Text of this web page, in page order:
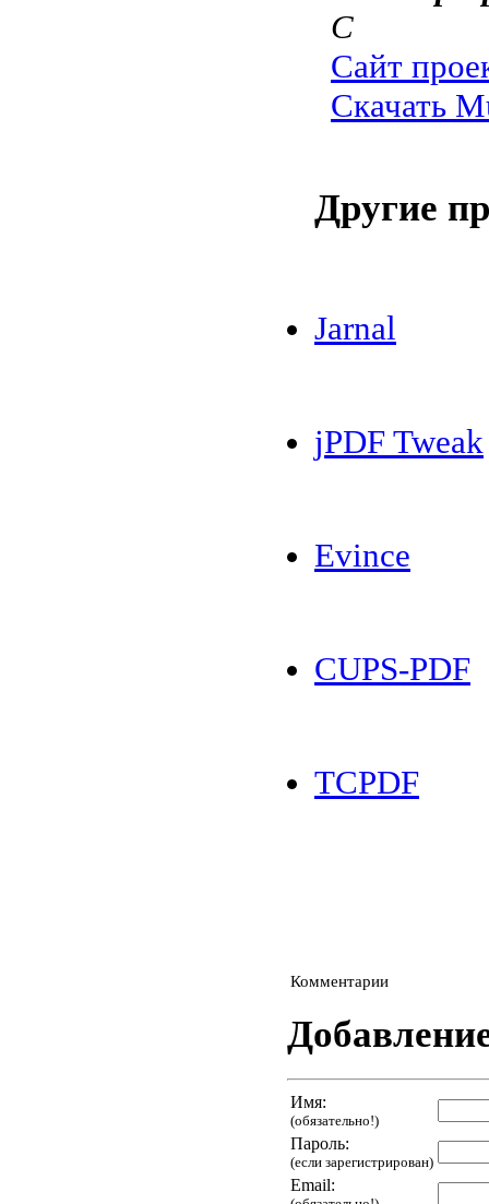
C
Сайт
Скачать
Другие
Jarnal
jPDF Tweak
Evince
CUPS-PDF
TCPDF
Комментарии
Имя:
(обязательно!)
Пароль:
(если зарегистрирован)
Email: